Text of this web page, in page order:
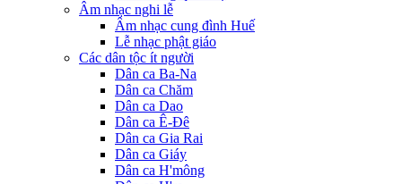
Âm nhạc nghi lễ
Âm nhạc cung đình Huế
Lễ nhạc phật giáo
Các dân tộc ít người
Dân ca Ba-Na
Dân ca Chăm
Dân ca Dao
Dân ca Ê-Đê
Dân ca Gia Rai
Dân ca Giáy
Dân ca H'mông